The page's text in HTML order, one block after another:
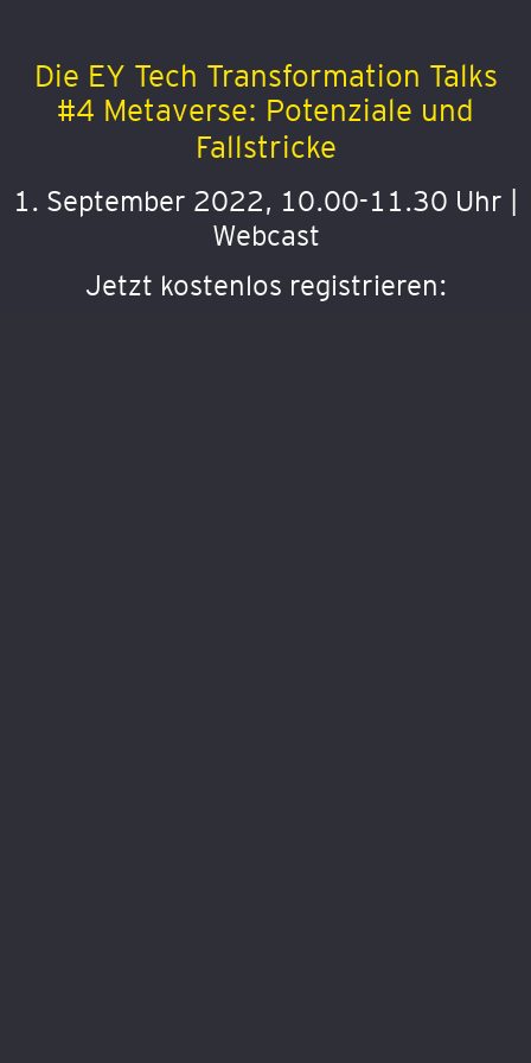
Die EY Tech Transformation Talks
#4 Metaverse: Potenziale und
Fallstricke
1. September 2022, 10.00-11.30 Uhr |
Webcast
Jetzt kostenlos registrieren: